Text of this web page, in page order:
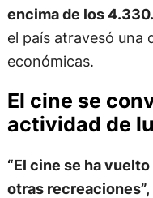
encima de los
el país atravesó una
económicas.
El cine se
actividad de
“El cine se ha
otras recreaciones”,